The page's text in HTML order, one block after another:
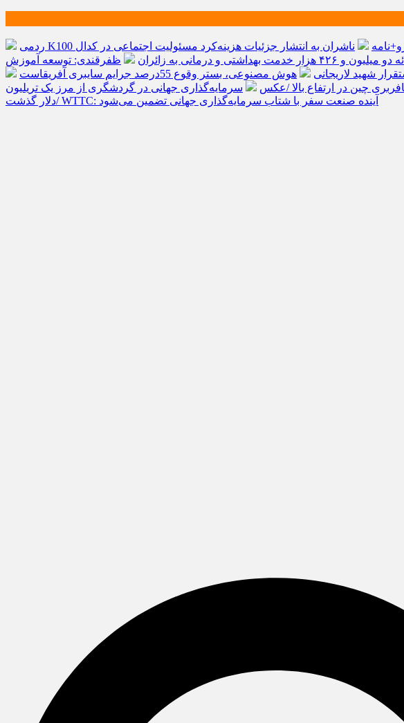
ناشران به انتشار جزئیات هزینه‌کرد مسئولیت اجتماعی در کدال
میلیون و ۴۲۶ هزار خدمت بهداشتی و درمانی به زائران
ظفرقندی: توسعه آموزش
شهید لاریجانی
هوش مصنوعی، بستر وقوع 55درصد جرایم سایبری آفریقاست
چین در ارتفاع بالا /عکس
سرمایه‌گذاری جهانی در گردشگری از مرز یک تریلیون
دلار گذشت/ WTTC: آینده صنعت سفر با شتاب سرمایه‌گذاری جهانی تضمین می‌شود